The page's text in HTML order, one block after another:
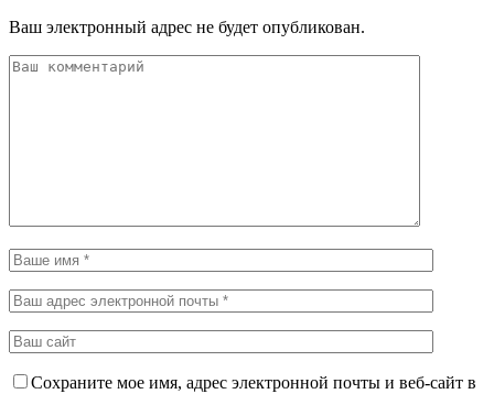
Ваш электронный адрес не будет опубликован.
Сохраните мое имя, адрес электронной почты и веб-сайт в